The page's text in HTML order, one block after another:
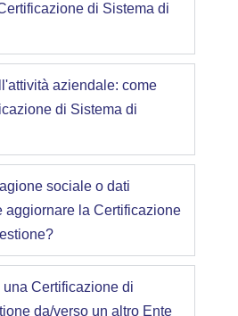
di Sistema di
aziendale: come
di Sistema di
sociale o dati
aggiornare la Certificazione
Certificazione di
da/verso un altro Ente